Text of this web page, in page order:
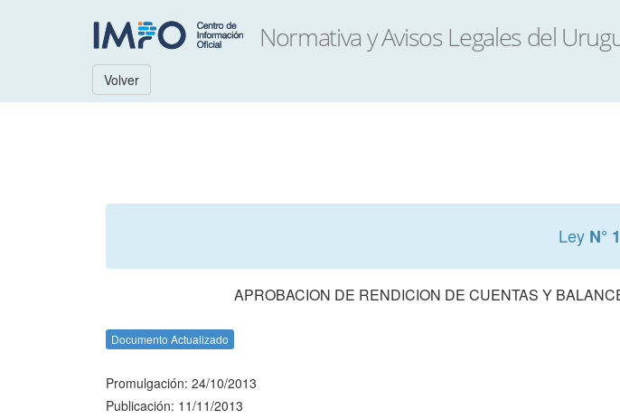
Volver
Ley N°
APROBACION DE RENDICION DE CUENTAS Y
Documento Actualizado
Promulgación: 24/10/2013
Publicación: 11/11/2013